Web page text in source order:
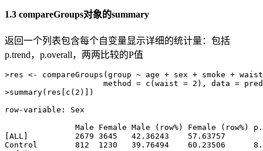
1.3 compareGroups对象的summary
返回一个列表包含每个自变量显示详细的统计量：包括
p.trend，p.overall，两两比较的P值
>res <- compareGroups(group ~ age + sex + smoke +
method = c(waist = 2), data =
>summary(res[c(2)])
row-variable: Sex
Male Female Male (row%) Female (row%)
[ALL]          2679
Control        812  1230   39.76494